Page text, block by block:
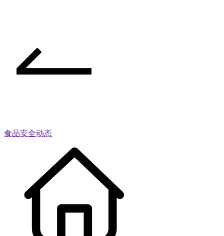
食品安全动态